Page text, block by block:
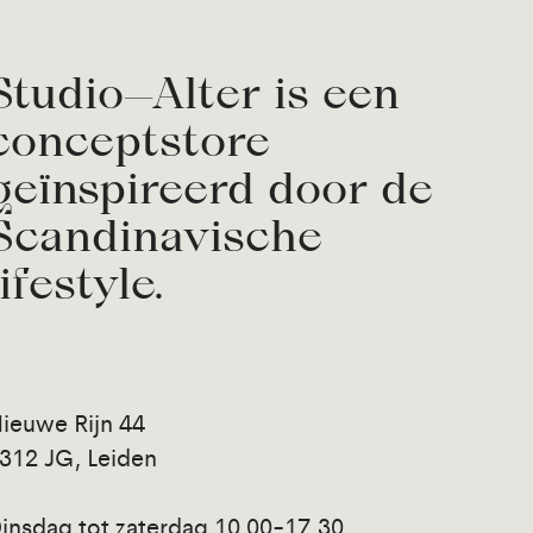
is een
door de
Rijn 44
JG, Leiden
tot zaterdag 10.00-17.30